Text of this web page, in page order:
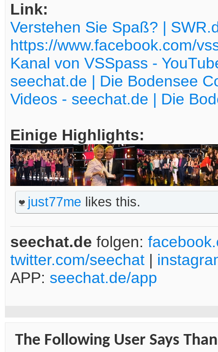
Link:
Verstehen Sie Spaß? |
https://www.facebook.com/
Kanal von VSSpass -
seechat.de | Die Bodensee
Videos - seechat.de | Die
Einige Highlights:
just77me likes this.
seechat.de folgen:
twitter.com/seechat |
APP: seechat.de/app
The Following User Says